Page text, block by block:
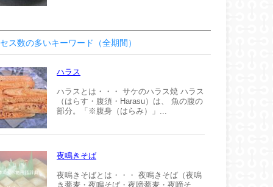
ス数の多いキーワード（全期間）
ハラス
ハラスとは・・・ サケのハラス焼 ハラス
（はらす・腹須・Harasu）は、 魚の腹の
部分。「※腹身（はらみ）」...
夜鳴きそば
夜鳴きそばとは・・・ 夜鳴きそば（夜鳴
き蕎麦・夜鳴そば・夜啼蕎麦・夜啼そ